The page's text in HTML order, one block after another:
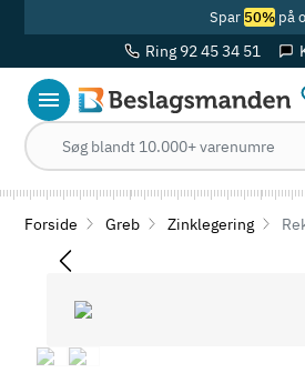
Spar 50%på
Ring 92 45 34 51
Forside Greb Zinklegering